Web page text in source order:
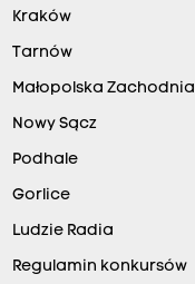
Kraków
Tarnów
Małopolska Zachodnia
Nowy Sącz
Podhale
Gorlice
Ludzie Radia
Regulamin konkursów